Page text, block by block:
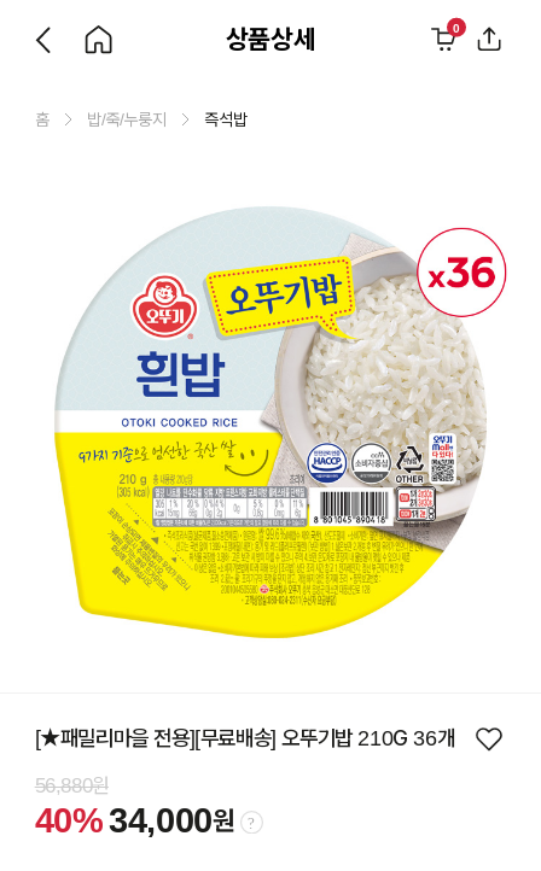
상품상세 0
홈 밥/죽/누룽지 즉석밥
[★패밀리마을 전용][무료배송] 오뚜기밥 210G 36개
56,880원
40%34,000원